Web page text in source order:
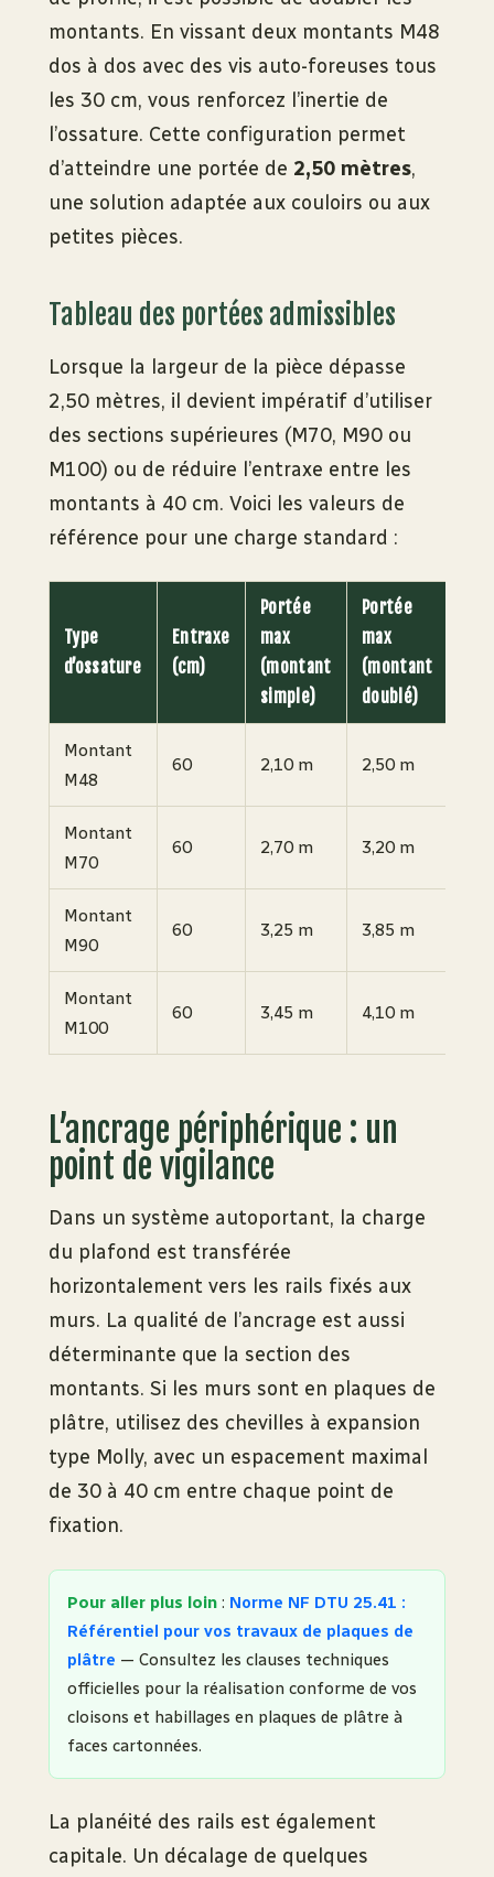
montants. En vissant deux montants M48
dos à dos avec des vis auto-foreuses tous
les 30 cm, vous renforcez l’inertie de
l’ossature. Cette configuration permet
d’atteindre une portée de 2,50 mètres,
une solution adaptée aux couloirs ou aux
petites pièces.
Tableau des portées admissibles
Lorsque la largeur de la pièce dépasse
2,50 mètres, il devient impératif d’utiliser
des sections supérieures (M70, M90 ou
M100) ou de réduire l’entraxe entre les
montants à 40 cm. Voici les valeurs de
référence pour une charge standard :
Type
d’ossature
Entraxe
(cm)
Portée
max
(montant
simple)
Portée
max
(montant
doublé)
Montant
M48
60 2,10 m 2,50 m
Montant
M70
60 2,70 m 3,20 m
Montant
M90
60 3,25 m 3,85 m
Montant
M100
60 3,45 m 4,10 m
L’ancrage périphérique : un
point de vigilance
Dans un système autoportant, la charge
du plafond est transférée
horizontalement vers les rails fixés aux
murs. La qualité de l’ancrage est aussi
déterminante que la section des
montants. Si les murs sont en plaques de
plâtre, utilisez des chevilles à expansion
type Molly, avec un espacement maximal
de 30 à 40 cm entre chaque point de
fixation.
Pour aller plus loin : Norme NF DTU 25.41 :
Référentiel pour vos travaux de plaques de
plâtre — Consultez les clauses techniques
officielles pour la réalisation conforme de vos
cloisons et habillages en plaques de plâtre à
faces cartonnées.
La planéité des rails est également
capitale. Un décalage de quelques